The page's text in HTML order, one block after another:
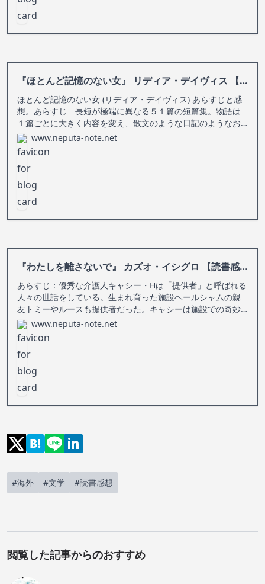
『ほとんど記憶のない女』 リディア・デイヴィス 【読書感想・あらすじ】
ほとんど記憶のない女 (リディア・デイヴィス) あらすじと感
想。あらすじ 長短が極端に異なる５１篇の短篇集。物語は
１篇ごとに大きく内容を変え、散文のような日記のようなお
伽話ような話の連続は読者を非日常的感覚に引きずり込む。
読書感想 ６年も前に、良く読んでいた読書感想ブログに紹
介されており、
www.neputa-note.net
『わたしを離さないで』 カズオ・イシグロ 【読書感想・あらすじ】
あらすじ：優秀な介護人キャシー・Hは「提供者」と呼ばれる
人々の世話をしている。生まれ育った施設ヘールシャムの親
友トミーやルースも提供者だった。キャシーは施設での奇妙
な日々に思いをめぐらす。図画工作に力を入れた授業、毎週
の健康診断、保護官と呼ばれる教師たちのぎこちない態度…。
彼女の回想はヘールシャムの
www.neputa-note.net
#海外 #文学 #読書感想
閲覧した記事からのおすすめ